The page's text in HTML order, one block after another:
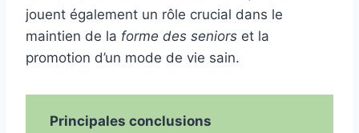
jouent également un rôle crucial dans le
maintien de la forme des seniors et la
promotion d’un mode de vie sain.
Principales conclusions